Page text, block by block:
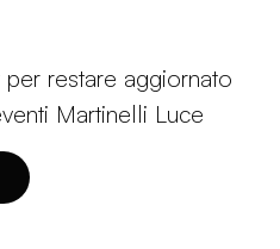
restare aggiornato
Martinelli Luce